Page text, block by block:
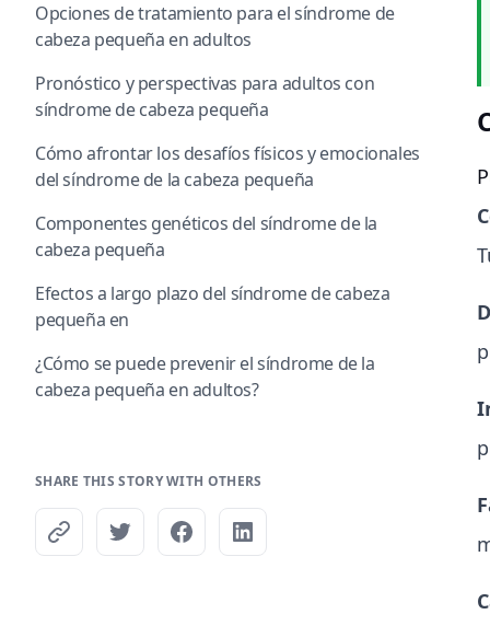
Opciones de tratamiento para el síndrome de
cabeza pequeña en adultos
Pronóstico y perspectivas para adultos con
síndrome de cabeza pequeña
Cómo afrontar los desafíos físicos y emocionales
del síndrome de la cabeza pequeña
Componentes genéticos del síndrome de la
cabeza pequeña
Efectos a largo plazo del síndrome de cabeza
pequeña en
¿Cómo se puede prevenir el síndrome de la
cabeza pequeña en adultos?
SHARE THIS STORY WITH OTHERS